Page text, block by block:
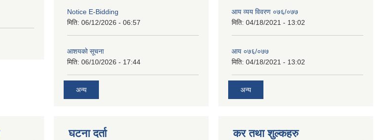
Notice E-Bidding
मिति: 06/12/2026 - 06:57
आशयको सूचना
मिति: 06/10/2026 - 17:44
अन्य
आय व्यय विवरण ०७६/०७७
मिति: 04/18/2021 - 13:02
आय ०७६/०७७
मिति: 04/18/2021 - 13:02
अन्य
घटना दर्ता कर तथा शुल्कहरु